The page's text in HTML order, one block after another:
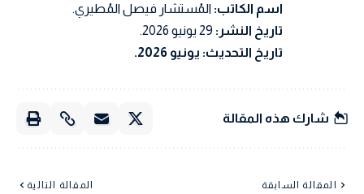
اسم الكاتب:المُستشار فيصل المُطيري.
تاريخ النشر: 29 يونيو 2026.
تاريخ التحديث: يونيو 2026.
شارك هذه المقالة
المقالة السابقة المقالة التالية